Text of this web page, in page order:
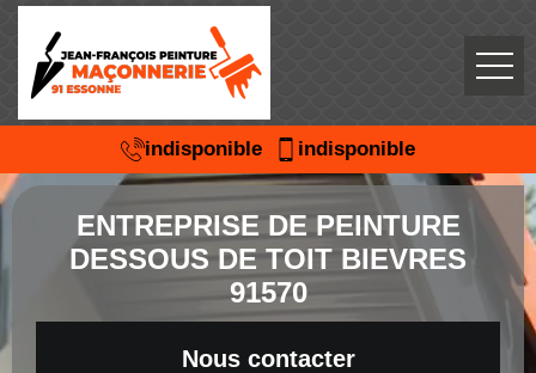
indisponible indisponible
ENTREPRISE DE PEINTURE
DESSOUS DE TOIT BIEVRES
91570
Nous contacter